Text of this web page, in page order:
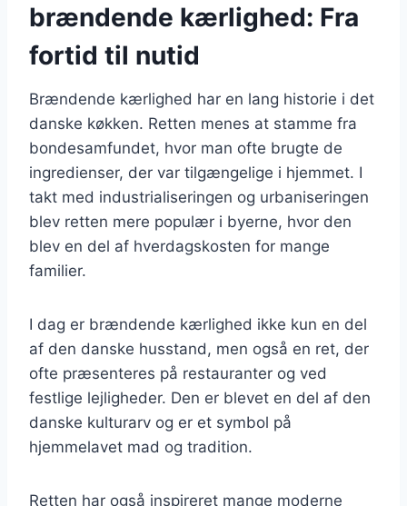
brændende kærlighed: Fra
fortid til nutid
Brændende kærlighed har en lang historie i det
danske køkken. Retten menes at stamme fra
bondesamfundet, hvor man ofte brugte de
ingredienser, der var tilgængelige i hjemmet. I
takt med industrialiseringen og urbaniseringen
blev retten mere populær i byerne, hvor den
blev en del af hverdagskosten for mange
familier.
I dag er brændende kærlighed ikke kun en del
af den danske husstand, men også en ret, der
ofte præsenteres på restauranter og ved
festlige lejligheder. Den er blevet en del af den
danske kulturarv og er et symbol på
hjemmelavet mad og tradition.
Retten har også inspireret mange moderne